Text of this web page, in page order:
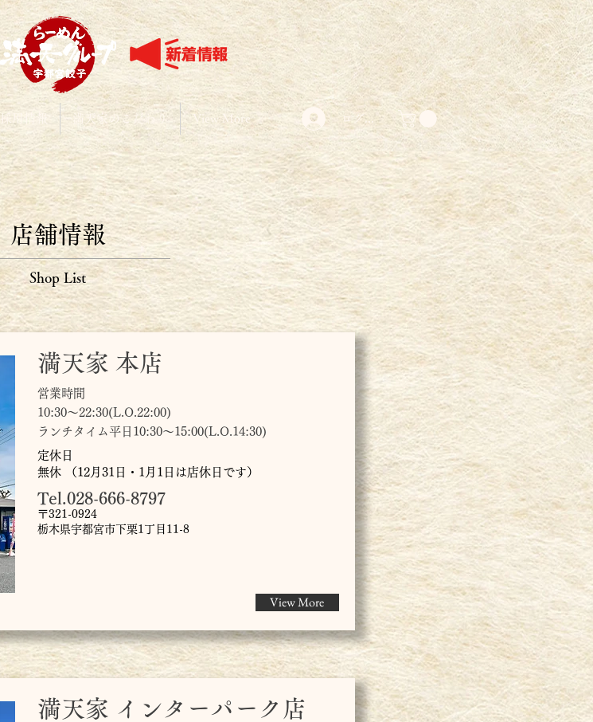
採用情報 満天家のこだわり View More ログイン
店舗情報
Shop List
満天家 本店
営業時間
10:30～22:30(L.O.22:00)
ランチタイム平日10:30～15:00(L.O.14:30)
定休日
無休 （12月31日・1月1日は店休日です）
Tel.028-666-8797
〒321-0924
栃木県宇都宮市下栗1丁目11-8
View More
満天家 インターパーク店